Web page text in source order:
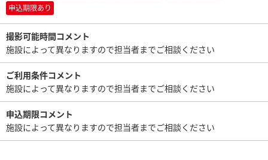
申込期限あり
撮影可能時間コメント
施設によって異なりますので担当者までご相談ください
ご利用条件コメント
施設によって異なりますので担当者までご相談ください
申込期限コメント
施設によって異なりますので担当者までご相談ください